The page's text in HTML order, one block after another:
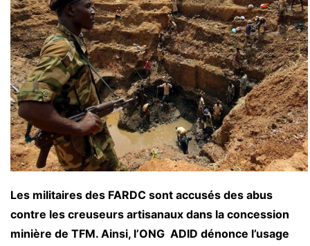
Les militaires des FARDC sont accusés des abus
contre les creuseurs artisanaux dans la concession
minière de TFM. Ainsi, l’ONG ADID dénonce l’usage